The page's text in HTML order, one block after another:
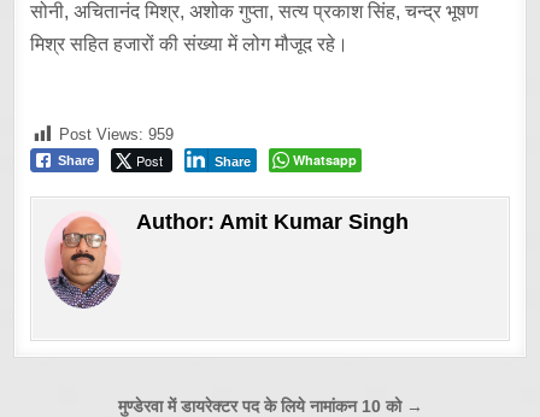
सोनी, अचितानंद मिश्र, अशोक गुप्ता, सत्य प्रकाश सिंह, चन्द्र भूषण
मिश्र सहित हजारों की संख्या में लोग मौजूद रहे।
Post Views: 959
Share Post Share Whatsapp
Author:Amit Kumar Singh
मुण्डेरवा में डायरेक्टर पद के लिये नामांकन 10 को →